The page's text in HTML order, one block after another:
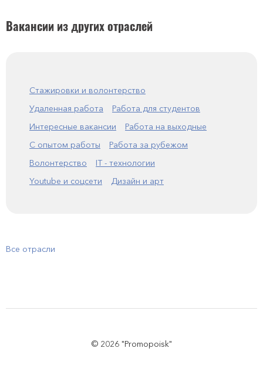
Вакансии из других отраслей
Стажировки и волонтерство
Удаленная работа
Работа для студентов
Интересные вакансии
Работа на выходные
С опытом работы
Работа за рубежом
Волонтерство
IT - технологии
Youtube и соцсети
Дизайн и арт
Все отрасли
© 2026 "Promopoisk"